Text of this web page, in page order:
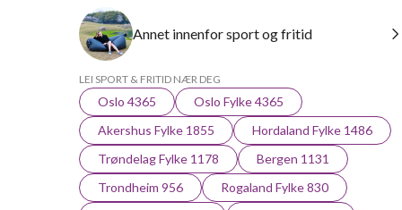
Annet innenfor sport og fritid
LEI SPORT & FRITID NÆR DEG
Oslo 4365
Oslo Fylke 4365
Akershus Fylke 1855
Hordaland Fylke 1486
Trøndelag Fylke 1178
Bergen 1131
Trondheim 956
Rogaland Fylke 830